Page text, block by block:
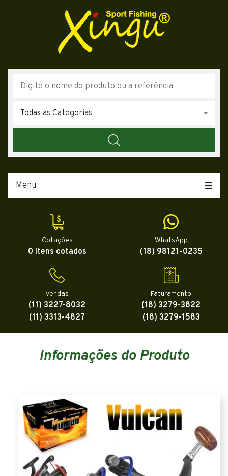
Todas as Categorias
Menu
Cotações
0 Itens cotados
WhatsApp
(18) 98121-0235
Vendas
(11) 3227-8032
(11) 3313-4827
Faturamento
(18) 3279-3822
(18) 3279-1583
Informações do Produto